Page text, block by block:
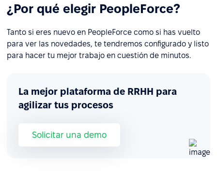
¿Por qué elegir PeopleForce?
Tanto si eres nuevo en PeopleForce como si has vuelto
para ver las novedades, te tendremos configurado y listo
para hacer tu mejor trabajo en cuestión de minutos.
La mejor plataforma de RRHH para
agilizar tus procesos
Solicitar una demo